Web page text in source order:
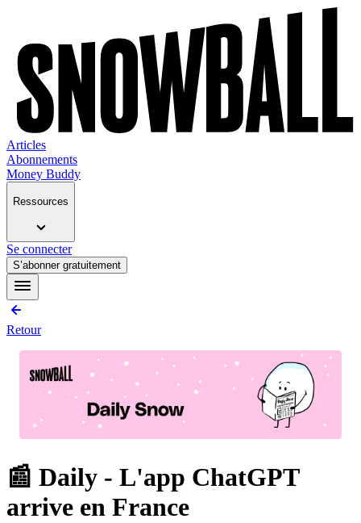
Articles
Abonnements
Money Buddy
Ressources
Se connecter
S’abonner gratuitement
Retour
📰 Daily - L'app ChatGPT
arrive en France